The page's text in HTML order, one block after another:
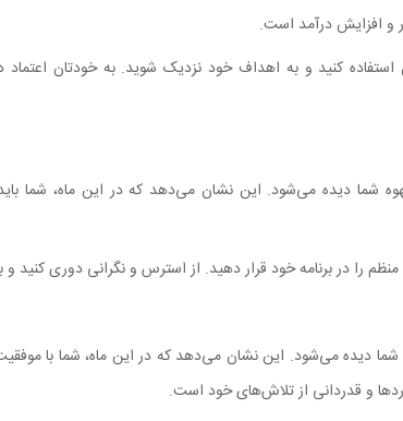
افزایش درآمد است.
کنید و به اهداف خود نزدیک شوید. به خودتان
شما دیده می‌شود. این نشان می‌دهد که در این ماه، شما
را در برنامه خود قرار دهید. از استرس و نگرانی دوری کنید
دیده می‌شود. این نشان می‌دهد که در این ماه، شما با
و قدردانی از تلاش‌های خود است.